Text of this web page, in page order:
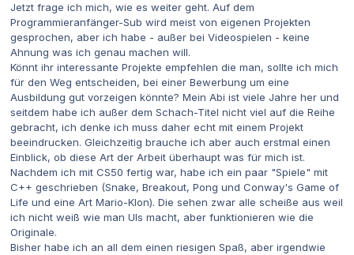
Jetzt frage ich mich, wie es weiter geht. Auf dem
Programmieranfänger-Sub wird meist von eigenen Projekten
gesprochen, aber ich habe - außer bei Videospielen - keine
Ahnung was ich genau machen will.
Könnt ihr interessante Projekte empfehlen die man, sollte ich mich
für den Weg entscheiden, bei einer Bewerbung um eine
Ausbildung gut vorzeigen könnte? Mein Abi ist viele Jahre her und
seitdem habe ich außer dem Schach-Titel nicht viel auf die Reihe
gebracht, ich denke ich muss daher echt mit einem Projekt
beeindrucken. Gleichzeitig brauche ich aber auch erstmal einen
Einblick, ob diese Art der Arbeit überhaupt was für mich ist.
Nachdem ich mit CS50 fertig war, habe ich ein paar "Spiele" mit
C++ geschrieben (Snake, Breakout, Pong und Conway's Game of
Life und eine Art Mario-Klon). Die sehen zwar alle scheiße aus weil
ich nicht weiß wie man UIs macht, aber funktionieren wie die
Originale.
Bisher habe ich an all dem einen riesigen Spaß, aber irgendwie